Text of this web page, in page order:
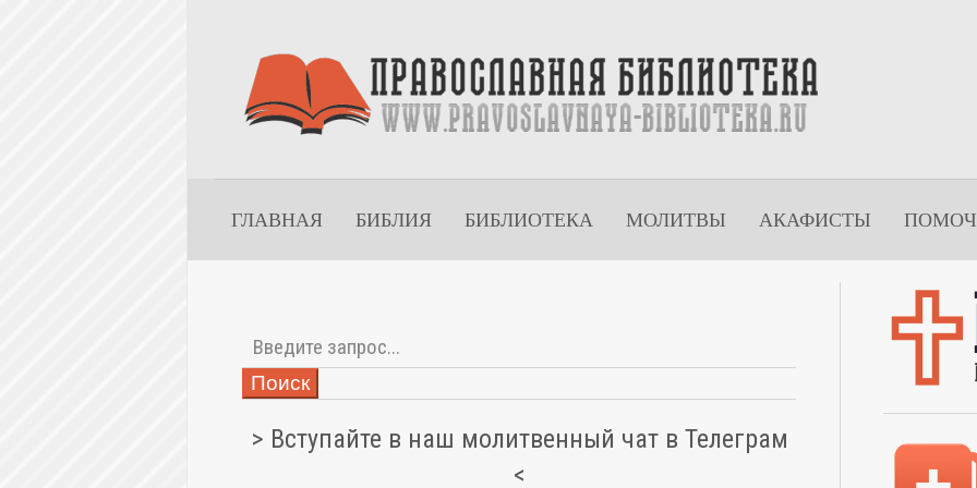
ГЛАВНАЯ БИБЛИЯ БИБЛИОТЕКА МОЛИТВЫ АКАФИСТЫ
Поиск
> Вступайте в наш молитвенный чат в Телеграм
<